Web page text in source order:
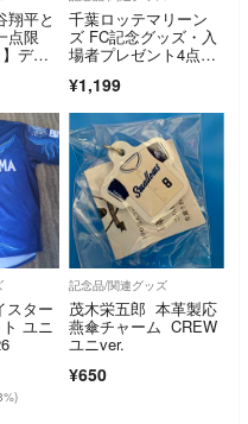
翔平と
点限
ディ
ス サ
ール＆
千葉ロッテマリーン
ズ FC記念グッズ・入
場者プレゼント4点セ
¥1,199
スター
ユニ
記念品/関連グッズ
茂木栄五郎 本革製応
燕傘チャーム CREW
ユニver.
¥650